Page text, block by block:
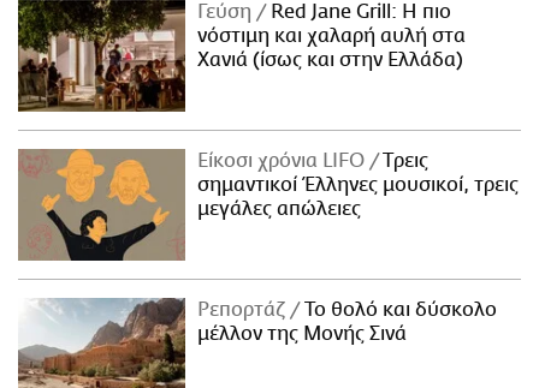
Γεύση
Red Jane Grill: Η πιο
νόστιμη και χαλαρή αυλή στα
Χανιά (ίσως και στην Ελλάδα)
Είκοσι χρόνια LIFO
Tρεις
σημαντικοί Έλληνες μουσικοί, τρεις
μεγάλες απώλειες
Ρεπορτάζ
Το θολό και δύσκολο
μέλλον της Μονής Σινά